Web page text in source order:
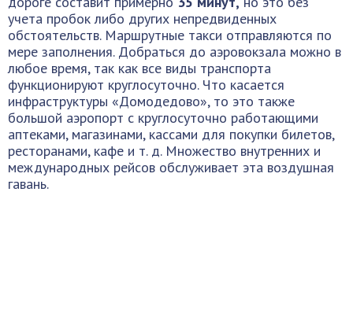
учета пробок либо других непредвиденных
обстоятельств. Маршрутные такси отправляются по
мере заполнения. Добраться до аэровокзала можно в
любое время, так как все виды транспорта
функционируют круглосуточно. Что касается
инфраструктуры «Домодедово», то это также
большой аэропорт с круглосуточно работающими
аптеками, магазинами, кассами для покупки билетов,
ресторанами, кафе и т. д. Множество внутренних и
международных рейсов обслуживает эта воздушная
гавань.